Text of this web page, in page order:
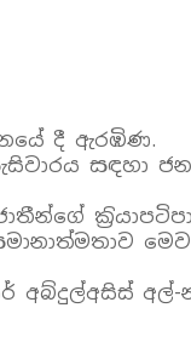
දී ඇරඹිණ.
සඳහා
අල්-